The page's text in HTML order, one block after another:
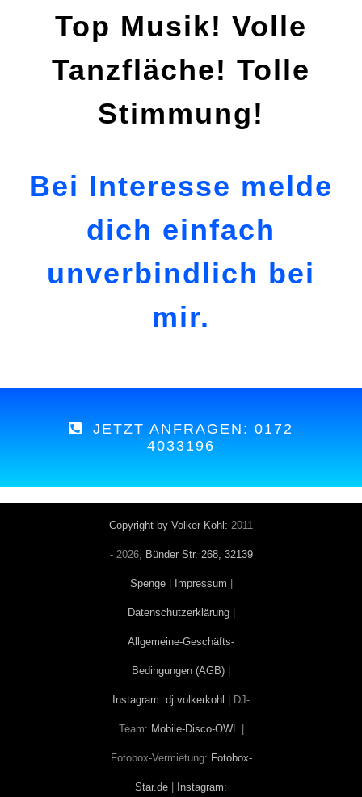
Top Musik! Volle
Tanzfläche! Tolle
Stimmung!
Bei Interesse melde
dich einfach
unverbindlich bei
mir.
JETZT ANFRAGEN: 0172
4033196
Copyright by Volker Kohl: 2011
- 2026, Bünder Str. 268, 32139
Spenge| Impressum |
Datenschutzerklärung|
Allgemeine-Geschäfts-
Bedingungen (AGB) |
Instagram: dj.volkerkohl | DJ-
Team: Mobile-Disco-OWL |
Fotobox-Vermietung: Fotobox-
Star.de | Instagram: